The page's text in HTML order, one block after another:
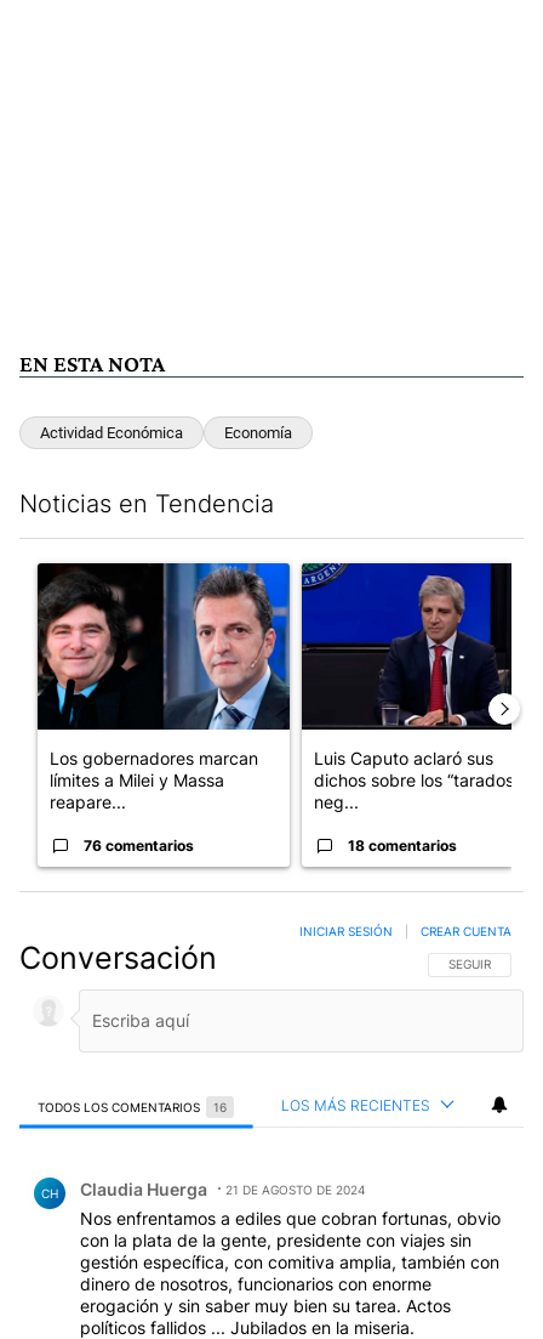
EN ESTA NOTA
Actividad Económica Economía
Noticias en Tendencia
Un artículo de tendencia con el título "Los gobernadores
Los gobernadores marcan
límites a Milei y Massa
reapare...
76 comentarios
Un artículo de tendencia con
Luis Caputo aclaró sus
dichos sobre los “tarados” y
neg...
18 comentarios
Conversación SIGA ESTA
SEGUIR
INICIAR SESIÓN CREAR CUENTA
TODOS LOS COMENTARIOS 16 LOS MÁS RECIENTES
CH Claudia Huerga 21 DE AGOSTO DE 2024
Nos enfrentamos a ediles que cobran fortunas, obvio
con la plata de la gente, presidente con viajes sin
gestión específica, con comitiva amplia, también con
dinero de nosotros, funcionarios con enorme
erogación y sin saber muy bien su tarea. Actos
políticos fallidos ... Jubilados en la miseria.